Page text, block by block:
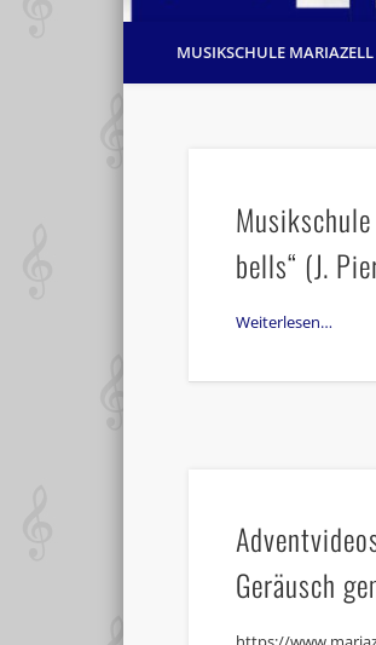
MUSIKSCHULE MARIAZELL
bells“ (J.
Weiterlesen…
Geräusch